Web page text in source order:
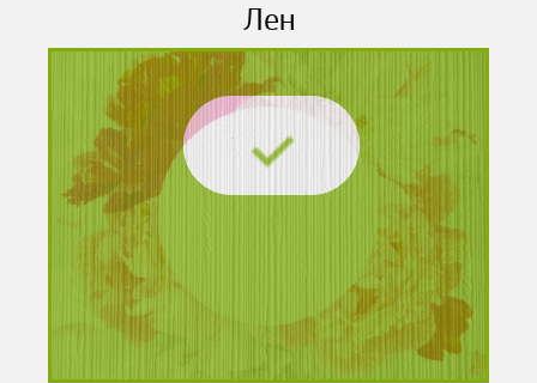
Лен